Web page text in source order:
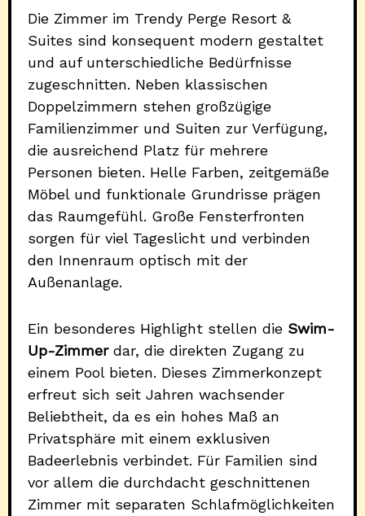
Die Zimmer im Trendy Perge Resort &
Suites sind konsequent modern gestaltet
und auf unterschiedliche Bedürfnisse
zugeschnitten. Neben klassischen
Doppelzimmern stehen großzügige
Familienzimmer und Suiten zur Verfügung,
die ausreichend Platz für mehrere
Personen bieten. Helle Farben, zeitgemäße
Möbel und funktionale Grundrisse prägen
das Raumgefühl. Große Fensterfronten
sorgen für viel Tageslicht und verbinden
den Innenraum optisch mit der
Außenanlage.
Ein besonderes Highlight stellen die Swim-
Up-Zimmerdar, die direkten Zugang zu
einem Pool bieten. Dieses Zimmerkonzept
erfreut sich seit Jahren wachsender
Beliebtheit, da es ein hohes Maß an
Privatsphäre mit einem exklusiven
Badeerlebnis verbindet. Für Familien sind
vor allem die durchdacht geschnittenen
Zimmer mit separaten Schlafmöglichkeiten